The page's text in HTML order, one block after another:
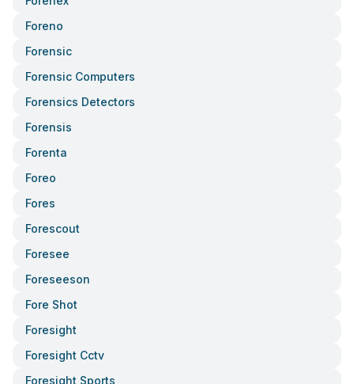
Foreno
Forensic
Forensic Computers
Forensics Detectors
Forensis
Forenta
Foreo
Fores
Forescout
Foresee
Foreseeson
Fore Shot
Foresight
Foresight Cctv
Foresight Sports